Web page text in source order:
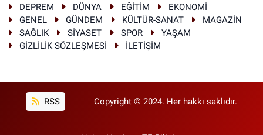
DEPREM
DÜNYA EĞİTİM
EKONOMİ
GENEL
GÜNDEM KÜLTÜR-SANAT
MAGAZİN
SAĞLIK
SİYASET SPOR
YAŞAM
GİZLİLİK SÖZLEŞMESİ
İLETİŞİM
RSS Copyright © 2024. Her hakkı saklıdır.